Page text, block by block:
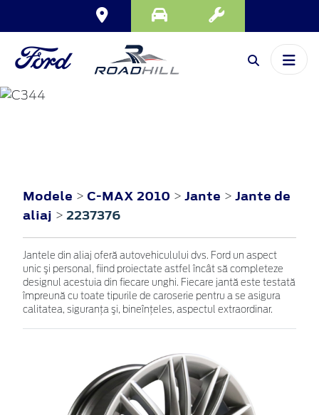
Modele > C-MAX 2010 > Jante > Jante de
aliaj > 2237376
Jantele din aliaj oferă autovehiculului dvs. Ford un aspect
unic şi personal, fiind proiectate astfel încât să completeze
designul acestuia din fiecare unghi. Fiecare jantă este testată
împreună cu toate tipurile de caroserie pentru a se asigura
calitatea, siguranţa şi, bineînţeles, aspectul extraordinar.